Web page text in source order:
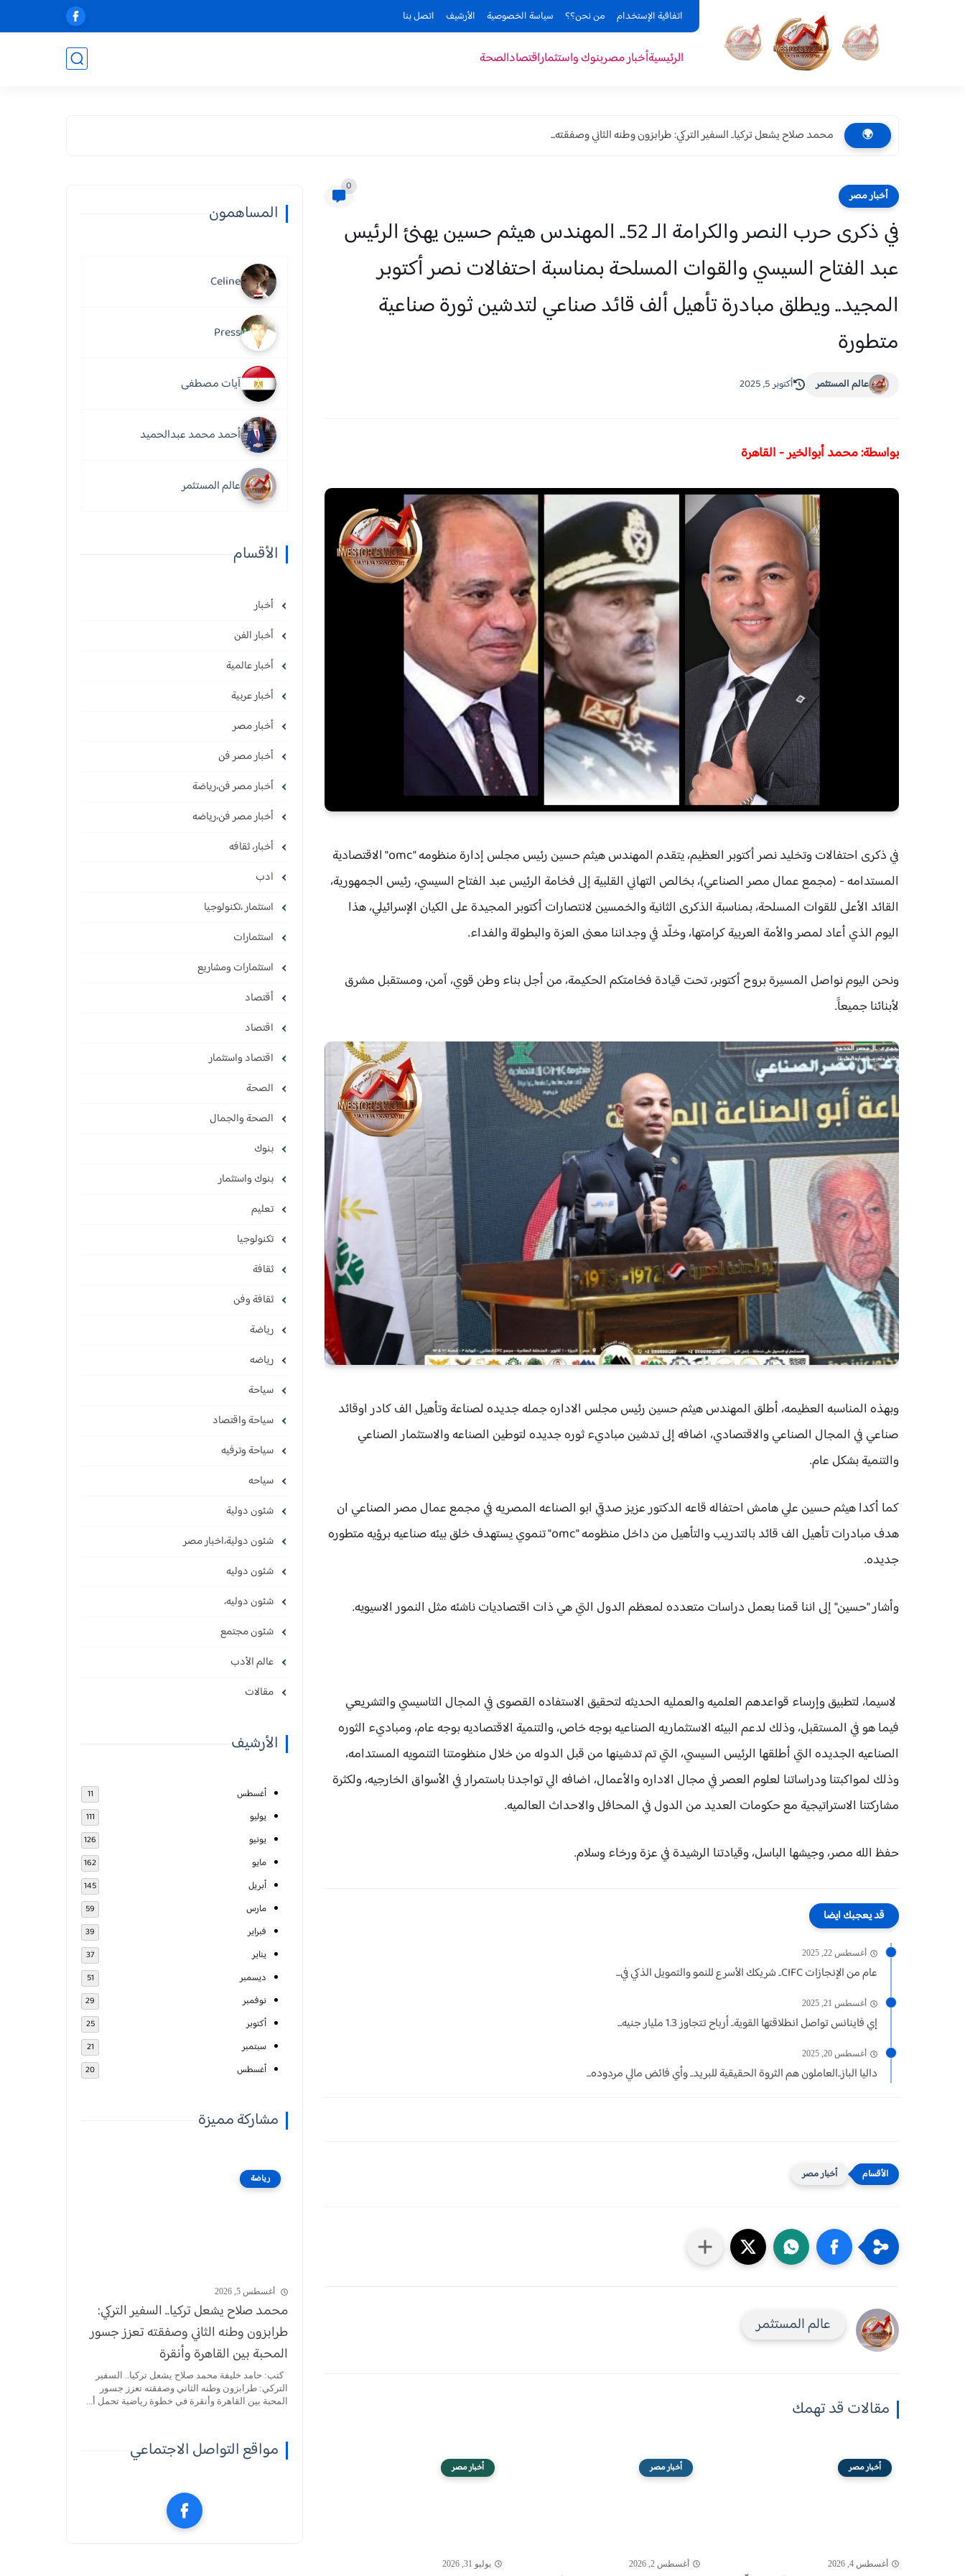
اتفاقية الإستخدام من نحن؟؟ سياسة الخصوصية الأرشيف اتصل بنا
الرئيسيةأخبار مصربنوك واستثماراقتصادالصحة
🌍 محمد صلاح يشعل تركيا.. السفير التركي: طرابزون وطنه الثاني وصفقته...
أخبار مصر
0
في ذكرى حرب النصر والكرامة الـ 52.. المهندس هيثم حسين يهنئ الرئيس
عبد الفتاح السيسي والقوات المسلحة بمناسبة احتفالات نصر أكتوبر
المجيد.. ويطلق مبادرة تأهيل ألف قائد صناعي لتدشين ثورة صناعية
متطورة
عالم المستثمر أكتوبر 5, 2025
بواسطة: محمد أبوالخير - القاهرة
في ذكرى احتفالات وتخليد نصر أكتوبر العظيم، يتقدم المهندس هيثم حسين رئيس مجلس إدارة منظومه "omc" الاقتصادية
المستدامه - (مجمع عمال مصر الصناعي)، بخالص التهاني القلبية إلى فخامة الرئيس عبد الفتاح السيسي، رئيس الجمهورية،
القائد الأعلى للقوات المسلحة، بمناسبة الذكرى الثانية والخمسين لانتصارات أكتوبر المجيدة على الكيان الإسرائيلي، هذا
اليوم الذي أعاد لمصر والأمة العربية كرامتها، وخلّد في وجداننا معنى العزة والبطولة والفداء.
ونحن اليوم نواصل المسيرة بروح أكتوبر، تحت قيادة فخامتكم الحكيمة، من أجل بناء وطن قوي، آمن، ومستقبل مشرق
لأبنائنا جميعاََ.
وبهذه المناسبه العظيمه، أطلق المهندس هيثم حسين رئيس مجلس الاداره جمله جديده لصناعة وتأهيل الف كادر اوقائد
صناعي في المجال الصناعي والاقتصادي، اضافه إلى تدشين مباديء ثوره جديده لتوطين الصناعه والاستثمار الصناعي
والتنمية بشكل عام.
كما أكدا هيثم حسين علي هامش احتفاله قاعه الدكتور عزيز صدقي ابو الصناعه المصريه في مجمع عمال مصر الصناعي ان
هدف مبادرات تأهيل الف قائد بالتدريب والتأهيل من داخل منظومه "omc" تنموي يستهدف خلق بيئه صناعيه برؤيه متطوره
جديده.
وأشار "حسين" إلى اننا قمنا بعمل دراسات متعدده لمعظم الدول التي هي ذات اقتصاديات ناشئه مثل النمور الاسيويه.
لاسيما، لتطبيق وإرساء قواعدهم العلميه والعمليه الحديثه لتحقيق الاستفاده القصوى في المجال التاسيسي والتشريعي
فيما هو في المستقبل، وذلك لدعم البيئه الاستثماريه الصناعيه بوجه خاص، والتنمية الاقتصاديه بوجه عام، ومباديء الثوره
الصناعيه الجديده التي أطلقها الرئيس السيسي، التي تم تدشينها من قبل الدوله من خلال منظومتنا التنمويه المستدامه،
وذلك لمواكبتنا ودراساتنا لعلوم العصر في مجال الاداره والأعمال، اضافه الي تواجدنا باستمرار في الأسواق الخارجيه، ولكثرة
مشاركتنا الاستراتيجية مع حكومات العديد من الدول في المحافل والاحداث العالميه.
حفظ الله مصر، وجيشها الباسل، وقيادتنا الرشيدة في عزة ورخاء وسلام.
قد يعجبك ايضا
أغسطس 22, 2025
عام من الإنجازات CIFC.. شريكك الأسرع للنمو والتمويل الذكي في...
أغسطس 21, 2025
إي فاينانس تواصل انطلاقتها القوية.. أرباح تتجاوز 1.3 مليار جنيه...
أغسطس 20, 2025
داليا الباز..العاملون هم الثروة الحقيقية للبريد.. وأي فائض مالي مردوده...
أخبار مصر
عالم المستثمر
مقالات قد تهمك
أخبار مصر
أغسطس 4, 2026
أخبار مصر
أغسطس 2, 2026
أخبار مصر
يوليو 31, 2026
المساهمون
Celine
Press
آيات مصطفى
أحمد محمد عبدالحميد
عالم المستثمر
الأقسام
أخبار
أخبار الفن
أخبار عالمية
أخبار عربية
أخبار مصر
أخبار مصر فن
أخبار مصر فن،رياضة
أخبار مصر فن،رياضه
أخبار، ثقافه
ادب
استثمار ،تكنولوجيا
استثمارات
استثمارات ومشاريع
أقتصاد
اقتصاد
اقتصاد واستثمار
الصحة
الصحة والجمال
بنوك
بنوك واستثمار
تعليم
تكنولوجيا
ثقافة
ثقافة وفن
رياضة
رياضه
سياحة
سياحة واقتصاد
سياحة وترفيه
سياحه
شئون دولية
شئون دولية،اخبار مصر
شئون دوليه
شئون دوليه،
شئون مجتمع
عالم الأدب
مقالات
الأرشيف
أغسطس 11
يوليو 111
يونيو 126
مايو 162
أبريل 145
مارس 59
فبراير 39
يناير 37
ديسمبر 51
نوفمبر 29
أكتوبر 25
سبتمبر 21
أغسطس 20
مشاركة مميزة
رياضة
أغسطس 5, 2026
محمد صلاح يشعل تركيا.. السفير التركي:
طرابزون وطنه الثاني وصفقته تعزز جسور
المحبة بين القاهرة وأنقرة
كتب: حامد خليفة محمد صلاح يشعل تركيا.. السفير
التركي: طرابزون وطنه الثاني وصفقته تعزز جسور
المحبة بين القاهرة وأنقرة في خطوة رياضية تحمل أ...
مواقع التواصل الاجتماعي